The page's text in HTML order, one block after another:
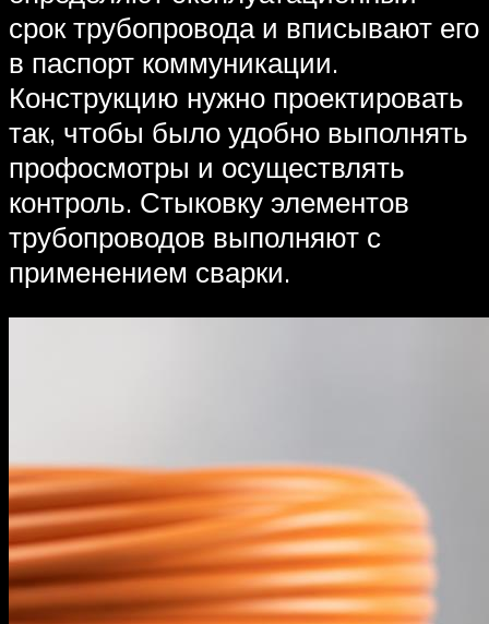
срок трубопровода и вписывают его
в паспорт коммуникации.
Конструкцию нужно проектировать
так, чтобы было удобно выполнять
профосмотры и осуществлять
контроль. Стыковку элементов
трубопроводов выполняют с
применением сварки.